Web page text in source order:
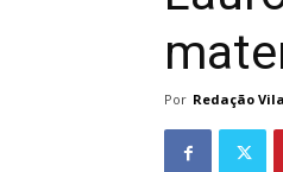
Por Redação